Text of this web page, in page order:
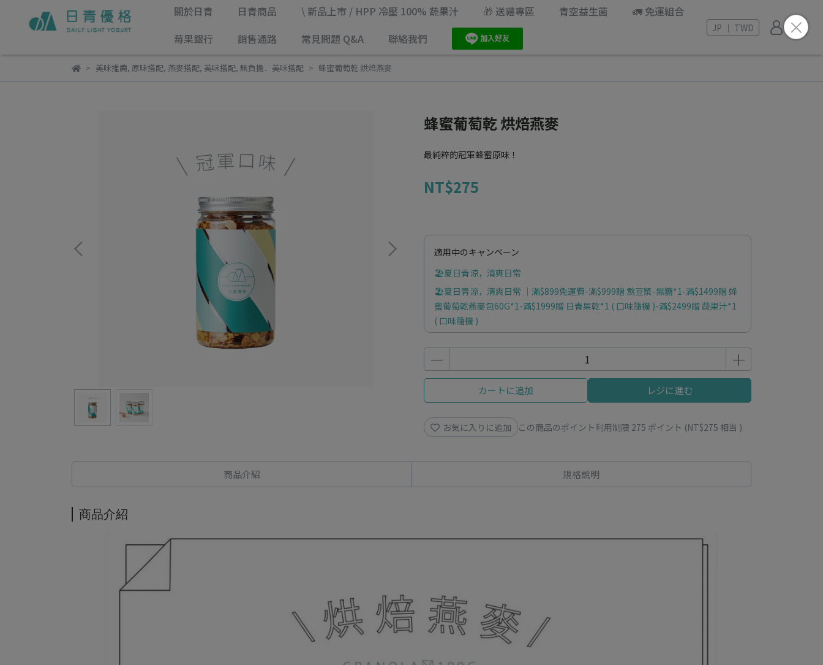
關於日青 日青商品 \ 新品上市 / HPP 冷壓 100% 蔬果汁 🎁 送禮專區 青空益生菌
🚛 免運組合
莓果銀行
銷售通路 常見問題 Q&A 聯絡我們
JP ｜ TWD
美味推薦, 原味搭配, 燕麥搭配, 美味搭配, 無負擔．美味搭配 蜂蜜葡萄乾 烘焙燕麥
蜂蜜葡萄乾 烘焙燕麥
最純粹的冠軍蜂蜜原味！
NT$275
適用中のキャンペーン
🏖️夏日青涼，清爽日常
🏖️夏日青涼，清爽日常 ｜滿$899免運費-滿$999贈 熬豆漿-無糖*1-滿$1499贈 蜂
蜜葡萄乾燕麥包60G*1-滿$1999贈 日青果乾*1 ( 口味隨機 )-滿$2499贈 蔬果汁*1
( 口味隨機 )
カートに追加 レジに進む
お気に入りに追加 この商品のポイント利用制限 275 ポイント (NT$275 相当 )
商品介紹 規格說明
商品介紹